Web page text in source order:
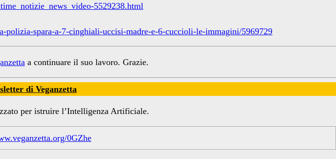
5529238.html
spara-a-7-cinghiali-uccisi-madre-e-6-cuccioli-le-immagini/5969729
a continuare il suo lavoro. Grazie.
di Veganzetta
per istruire l’Intelligenza Artificiale.
0GZhe